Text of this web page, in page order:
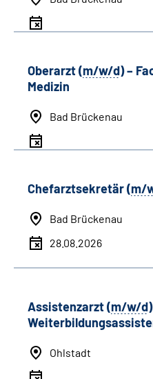
Oberarzt (m/w/d) –
Medizin
Bad Brückenau
Chefarztsekretär (m/
Bad Brückenau
28.08.2026
Assistenzarzt (m/w/d
Ohlstadt